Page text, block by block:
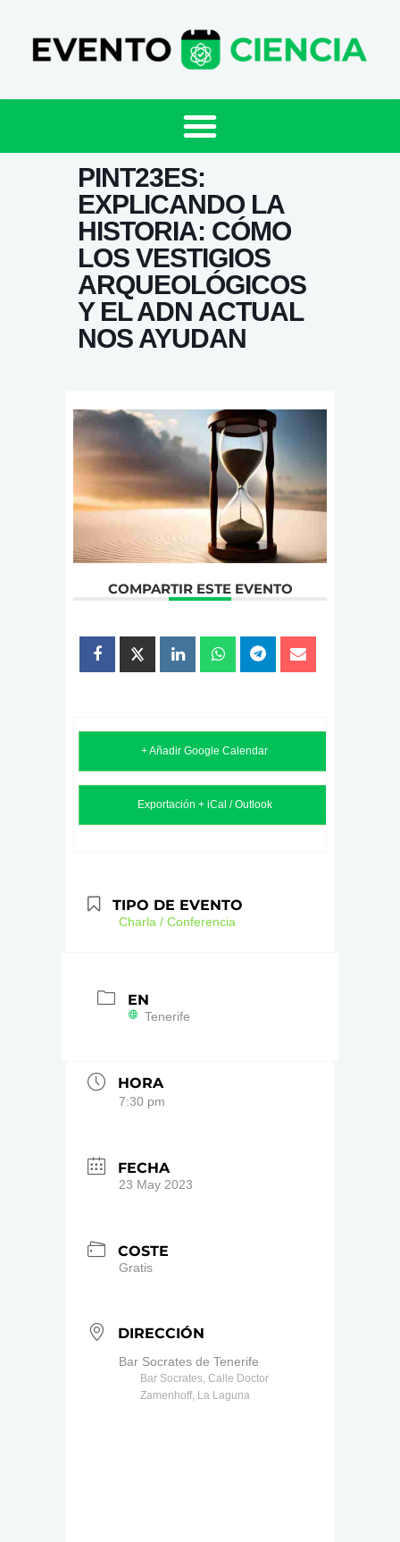
PINT23ES:
EXPLICANDO LA
HISTORIA: CÓMO
LOS VESTIGIOS
ARQUEOLÓGICOS
Y EL ADN ACTUAL
NOS AYUDAN
COMPARTIR ESTE EVENTO
+ Añadir Google Calendar
Exportación + iCal / Outlook
TIPO DE EVENTO
Charla / Conferencia
EN
Tenerife
HORA
7:30 pm
FECHA
23 May 2023
COSTE
Gratis
DIRECCIÓN
Bar Socrates de Tenerife
Bar Socrates, Calle Doctor
Zamenhoff, La Laguna